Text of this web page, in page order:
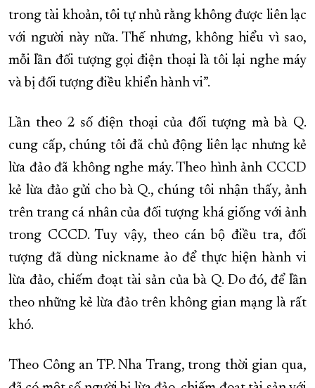
trong tài khoản, tôi tự nhủ rằng không được liên lạc
với người này nữa. Thế nhưng, không hiểu vì sao,
mỗi lần đối tượng gọi điện thoại là tôi lại nghe máy
và bị đối tượng điều khiển hành vi”.
Lần theo 2 số điện thoại của đối tượng mà bà Q.
cung cấp, chúng tôi đã chủ động liên lạc nhưng kẻ
lừa đảo đã không nghe máy. Theo hình ảnh CCCD
kẻ lừa đảo gửi cho bà Q., chúng tôi nhận thấy, ảnh
trên trang cá nhân của đối tượng khá giống với ảnh
trong CCCD. Tuy vậy, theo cán bộ điều tra, đối
tượng đã dùng nickname ảo để thực hiện hành vi
lừa đảo, chiếm đoạt tài sản của bà Q. Do đó, để lần
theo những kẻ lừa đảo trên không gian mạng là rất
khó.
Theo Công an TP. Nha Trang, trong thời gian qua,